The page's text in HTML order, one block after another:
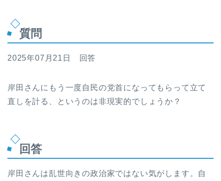
質問
2025年07月21日 回答
岸田さんにもう一度自民の党首になってもらって立て
直しを計る、というのは非現実的でしょうか？
回答
岸田さんは乱世向きの政治家ではない気がします。自